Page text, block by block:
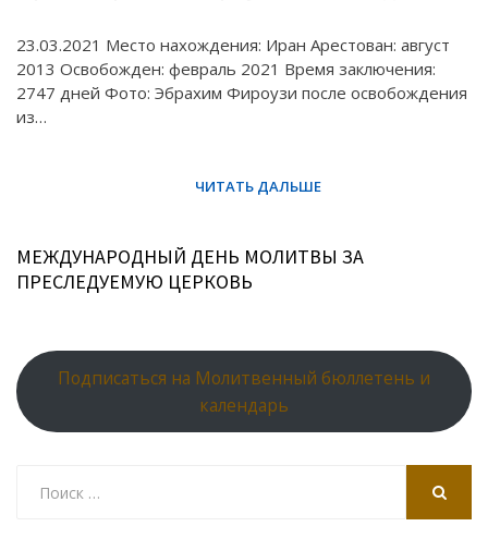
23.03.2021 Место нахождения: Иран Арестован: август
2013 Освобожден: февраль 2021 Время заключения:
2747 дней Фото: Эбрахим Фироузи после освобождения
из…
МЕЖДУНАРОДНЫЙ ДЕНЬ МОЛИТВЫ ЗА
ПРЕСЛЕДУЕМУЮ ЦЕРКОВЬ
Подписаться на Молитвенный бюллетень и
календарь